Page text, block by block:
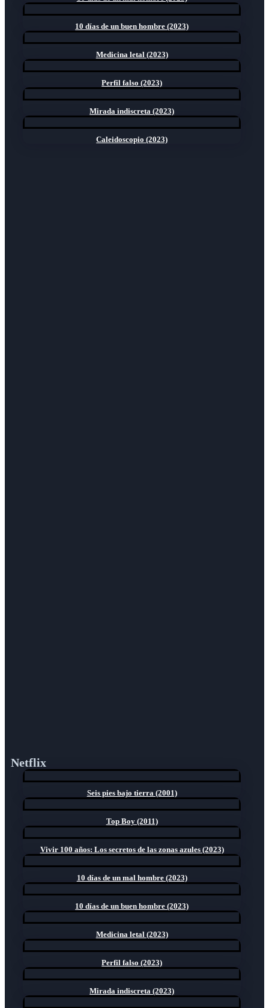
10 días de un buen hombre (2023)
Medicina letal (2023)
Perfil falso (2023)
Mirada indiscreta (2023)
Caleidoscopio (2023)
Netflix
Seis pies bajo tierra (2001)
Top Boy (2011)
Vivir 100 años: Los secretos de las zonas azules (2023)
10 días de un mal hombre (2023)
10 días de un buen hombre (2023)
Medicina letal (2023)
Perfil falso (2023)
Mirada indiscreta (2023)